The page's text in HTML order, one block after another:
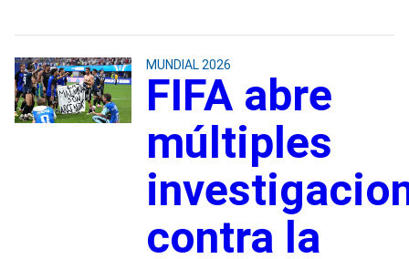
MUNDIAL 2026
FIFA abre
múltiples
contra la